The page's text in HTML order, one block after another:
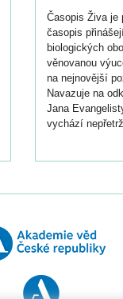
Časopis Živa je
časopis
biologických
věnovanou
na nejnovější
Navazuje na
Jana
vychází